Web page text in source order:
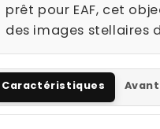
prêt pour EAF, cet
des images stellaires
Caractéristiques